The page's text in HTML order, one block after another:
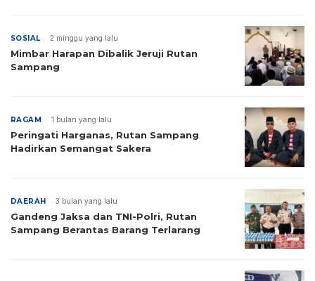
SOSIAL 2 minggu yang lalu
Mimbar Harapan Dibalik Jeruji Rutan
Sampang
RAGAM 1 bulan yang lalu
Peringati Harganas, Rutan Sampang
Hadirkan Semangat Sakera
DAERAH 3 bulan yang lalu
Gandeng Jaksa dan TNI-Polri, Rutan
Sampang Berantas Barang Terlarang